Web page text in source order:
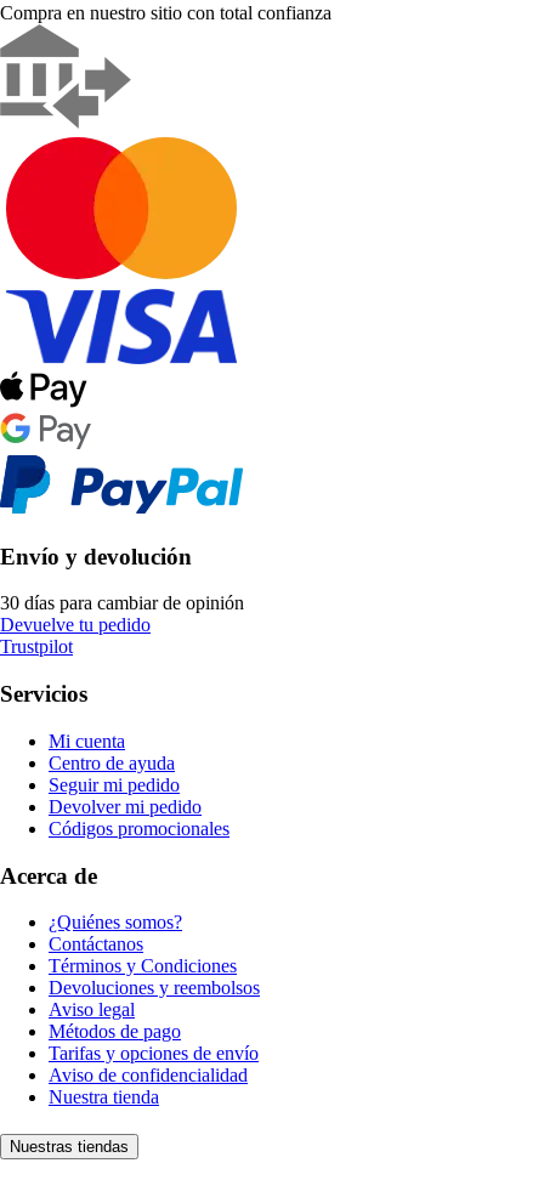
Compra en nuestro sitio con total confianza
Envío y devolución
30 días para cambiar de opinión
Devuelve tu pedido
Trustpilot
Servicios
Mi cuenta
Centro de ayuda
Seguir mi pedido
Devolver mi pedido
Códigos promocionales
Acerca de
¿Quiénes somos?
Contáctanos
Términos y Condiciones
Devoluciones y reembolsos
Aviso legal
Métodos de pago
Tarifas y opciones de envío
Aviso de confidencialidad
Nuestra tienda
Nuestras tiendas